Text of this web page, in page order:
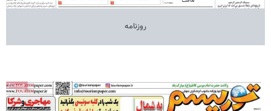
روزنامه